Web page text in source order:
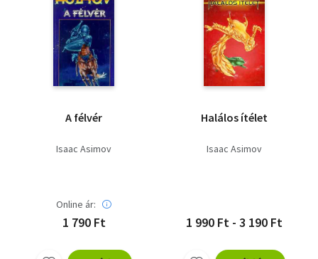
A félvér
Isaac Asimov
Online ár:
1 790 Ft
Halálos ítélet
Isaac Asimov
1 990 Ft - 3 190 Ft